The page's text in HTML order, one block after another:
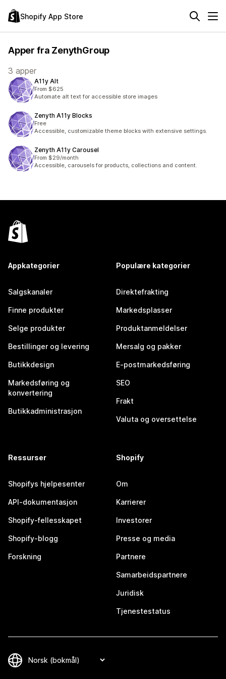
Shopify App Store
Apper fra ZenythGroup
3 apper
A11y Alt
From $625
Automate alt text for accessible store images
Zenyth A11y Blocks
Free
Accessible, customizable theme blocks with extensive settings.
Zenyth A11y Carousel
From $29/month
Accessible, carousels for products, collections and content.
Appkategorier
Salgskanaler
Finne produkter
Selge produkter
Bestillinger og levering
Butikkdesign
Markedsføring og
konvertering
Butikkadministrasjon
Populære kategorier
Direktefrakting
Markedsplasser
Produktanmeldelser
Mersalg og pakker
E-postmarkedsføring
SEO
Frakt
Valuta og oversettelse
Ressurser
Shopifys hjelpesenter
API-dokumentasjon
Shopify-fellesskapet
Shopify-blogg
Forskning
Shopify
Om
Karrierer
Investorer
Presse og media
Partnere
Samarbeidspartnere
Juridisk
Tjenestestatus